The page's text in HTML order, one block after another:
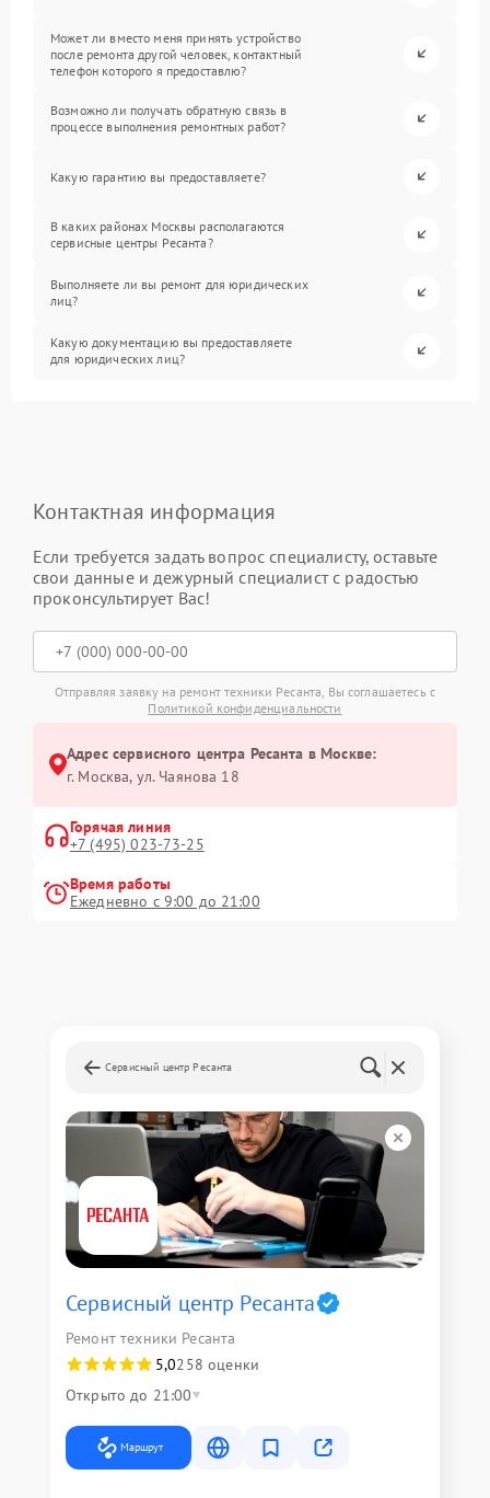
Может ли вместо меня принять устройство
после ремонта другой человек, контактный
телефон которого я предоставлю?
Возможно ли получать обратную связь в
процессе выполнения ремонтных работ?
Какую гарантию вы предоставляете?
В каких районах Москвы располагаются
сервисные центры Ресанта?
Выполняете ли вы ремонт для юридических
лиц?
Какую документацию вы предоставляете
для юридических лиц?
Контактная информация
Если требуется задать вопрос специалисту, оставьте
свои данные и дежурный специалист с радостью
проконсультирует Вас!
Отправляя заявку на ремонт техники Ресанта, Вы соглашаетесь с
Политикой конфиденциальности
Адрес сервисного центра Ресанта в Москве:
г. Москва, ул. Чаянова 18
Горячая линия
+7 (495) 023-73-25
Время работы
Ежедневно с 9:00 до 21:00
Сервисный центр Ресанта
Сервисный центр Ресанта
Ремонт техники Ресанта
5,0258 оценки
Открыто до 21:00
Маршрут